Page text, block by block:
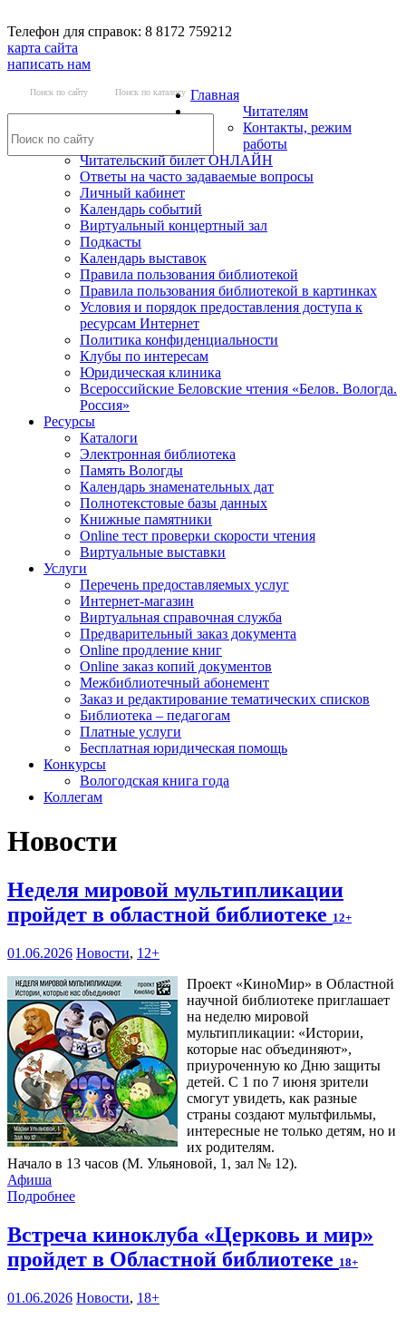
Телефон для справок: 8 8172 759212
карта сайта
написать нам
Поиск по сайту Поиск по каталогу Главная
Читателям
Контакты, режим
работы
Читательский билет ОНЛАЙН
Ответы на часто задаваемые вопросы
Личный кабинет
Календарь событий
Виртуальный концертный зал
Подкасты
Календарь выставок
Правила пользования библиотекой
Правила пользования библиотекой в картинках
Условия и порядок предоставления доступа к
ресурсам Интернет
Политика конфиденциальности
Клубы по интересам
Юридическая клиника
Всероссийские Беловские чтения «Белов. Вологда.
Россия»
Ресурсы
Каталоги
Электронная библиотека
Память Вологды
Календарь знаменательных дат
Полнотекстовые базы данных
Книжные памятники
Online тест проверки скорости чтения
Виртуальные выставки
Услуги
Перечень предоставляемых услуг
Интернет-магазин
Виртуальная справочная служба
Предварительный заказ документа
Online продление книг
Online заказ копий документов
Межбиблиотечный абонемент
Заказ и редактирование тематических списков
Библиотека – педагогам
Платные услуги
Бесплатная юридическая помощь
Конкурсы
Вологодская книга года
Коллегам
Новости
Неделя мировой мультипликации
пройдет в областной библиотеке 12+
01.06.2026 Новости, 12+
Проект «КиноМир» в Областной
научной библиотеке приглашает
на неделю мировой
мультипликации: «Истории,
которые нас объединяют»,
приуроченную ко Дню защиты
детей. С 1 по 7 июня зрители
смогут увидеть, как разные
страны создают мультфильмы,
интересные не только детям, но и
их родителям.
Начало в 13 часов (М. Ульяновой, 1, зал № 12).
Афиша
Подробнее
Встреча киноклуба «Церковь и мир»
пройдет в Областной библиотеке 18+
01.06.2026 Новости, 18+